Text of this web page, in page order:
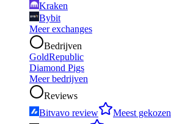
Kraken
Bybit
Meer exchanges
Bedrijven
GoldRepublic
Diamond Pigs
Meer bedrijven
Reviews
Bitvavo review
Meest gekozen